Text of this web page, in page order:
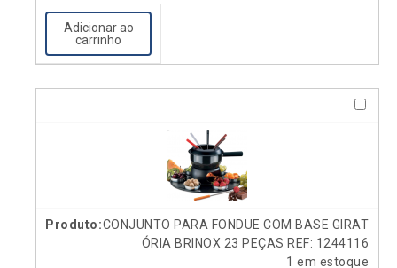
Adicionar ao
carrinho
CONJUNTO PARA FONDUE COM BASE GIRAT
ÓRIA BRINOX 23 PEÇAS REF: 1244116
1 em estoque